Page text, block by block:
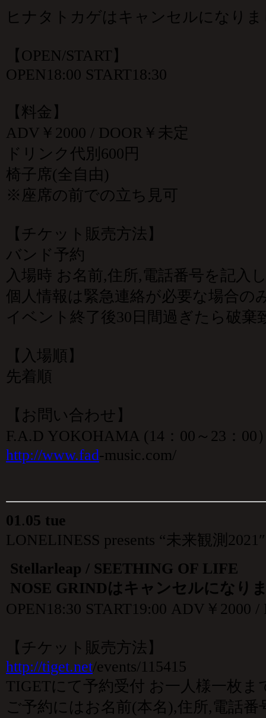
ヒナタトカゲはキャンセルになり
【OPEN/START】
OPEN18:00 START18:30
【料金】
ADV￥2000 / DOOR￥未定
ドリンク代別600円
椅子席(全自由)
※座席の前での立ち見可
【チケット販売方法】
バンド予約
入場時 お名前,住所,電話番号を記入
個人情報は緊急連絡が必要な場合の
イベント終了後30日間過ぎたら破棄
【入場順】
先着順
【お問い合わせ】
F.A.D YOKOHAMA (14：00～23：00
http://www.fad-music.com/
01.05 tue
LONELINESS presents “未来観測2021″
Stellarleap / SEETHING OF LIFE
NOSE GRINDはキャンセルになり
OPEN18:30 START19:00 ADV￥2000
【チケット販売方法】
http://tiget.net/events/115415
TIGETにて予約受付 お一人様一枚ま
ご予約にはお名前(本名),住所,電話